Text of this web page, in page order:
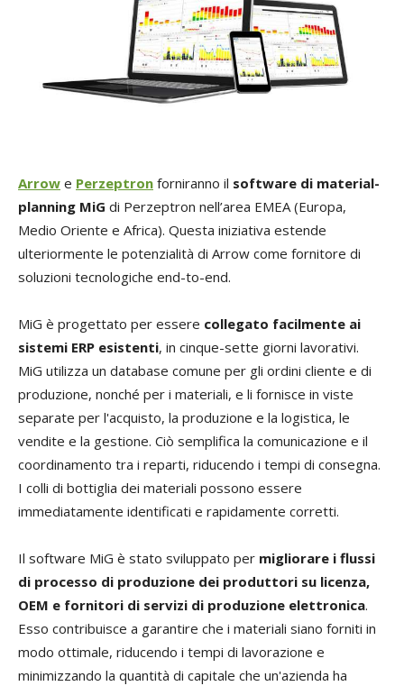
Arrow e Perzeptron forniranno il software di material-
planning MiG di Perzeptron nell’area EMEA (Europa,
Medio Oriente e Africa). Questa iniziativa estende
ulteriormente le potenzialità di Arrow come fornitore di
soluzioni tecnologiche end-to-end.
MiG è progettato per essere collegato facilmente ai
sistemi ERP esistenti, in cinque-sette giorni lavorativi.
MiG utilizza un database comune per gli ordini cliente e di
produzione, nonché per i materiali, e li fornisce in viste
separate per l'acquisto, la produzione e la logistica, le
vendite e la gestione. Ciò semplifica la comunicazione e il
coordinamento tra i reparti, riducendo i tempi di consegna.
I colli di bottiglia dei materiali possono essere
immediatamente identificati e rapidamente corretti.
Il software MiG è stato sviluppato per migliorare i flussi
di processo di produzione dei produttori su licenza,
OEM e fornitori di servizi di produzione elettronica.
Esso contribuisce a garantire che i materiali siano forniti in
modo ottimale, riducendo i tempi di lavorazione e
minimizzando la quantità di capitale che un'azienda ha